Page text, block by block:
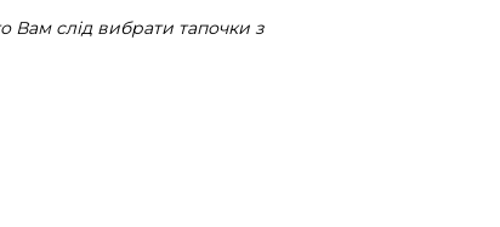
Вам слід вибрати тапочки з